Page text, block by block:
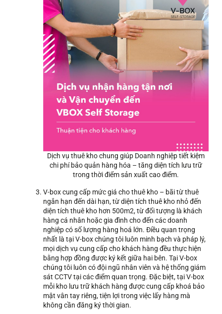
Dịch vụ thuê kho chung giúp Doanh nghiệp tiết kiệm
chi phí bảo quản hàng hóa – tăng diện tích lưu trữ
trong thời điểm sản xuất cao điểm.
V-box cung cấp mức giá cho thuê kho – bãi từ thuê
ngắn hạn đến dài hạn, từ diện tích thuê kho nhỏ đến
diện tích thuê kho hơn 500m2, từ đối tượng là khách
hàng cá nhân hoặc gia đình cho đến các doanh
nghiệp có số lượng hàng hoá lớn. Điều quan trọng
nhất là tại V-box chúng tôi luôn minh bạch và pháp lý,
mọi dịch vụ cung cấp cho khách hàng đều thực hiện
bằng hợp đồng được ký kết giữa hai bên. Tại V-box
chúng tôi luôn có đội ngũ nhân viên và hệ thống giám
sát CCTV tại các điểm quan trọng. Đặc biệt, tại V-box
mỗi kho lưu trữ khách hàng được cung cấp khoá bảo
mật vân tay riêng, tiện lợi trong việc lấy hàng mà
không cần đăng ký thời gian.